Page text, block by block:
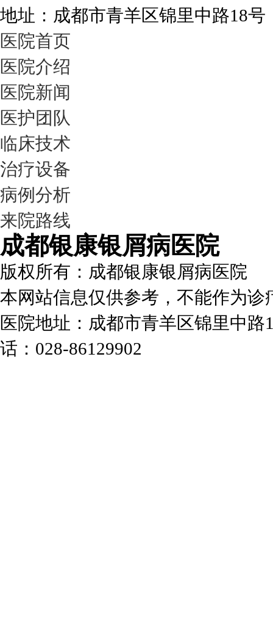
地址：成都市青羊区锦里中路18
医院首页
医院介绍
医院新闻
医护团队
临床技术
治疗设备
病例分析
来院路线
成都银康银屑病医院
版权所有：成都银康银屑病医院
本网站信息仅供参考，不能作为诊
医院地址：成都市青羊区锦里中
话：028-86129902